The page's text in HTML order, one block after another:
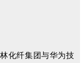
化纤集团与华为技